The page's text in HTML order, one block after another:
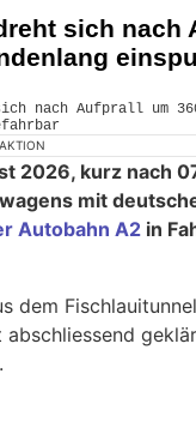
sich nach
2026, kurz nach
mit
Autobahn A2 in
dem
abschliessend